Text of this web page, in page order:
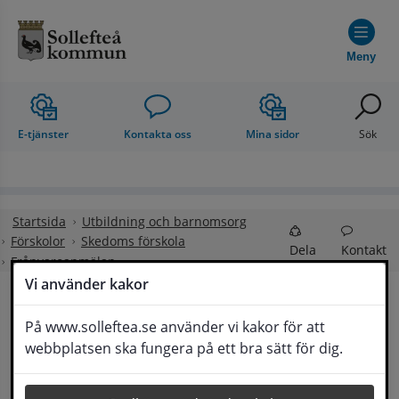
Vi använder kakor
På www.solleftea.se använder vi kakor för att
webbplatsen ska fungera på ett bra sätt för dig.
Meny
E-tjänster Kontakta oss Mina sidor Sök
Startsida
Utbildning och barnomsorg
Förskolor
Skedoms förskola
Frånvaroanmälan
Dela Kontakt
Frånvaroanmälan
Nya rutiner för frånvaroanmälan börjar gälla